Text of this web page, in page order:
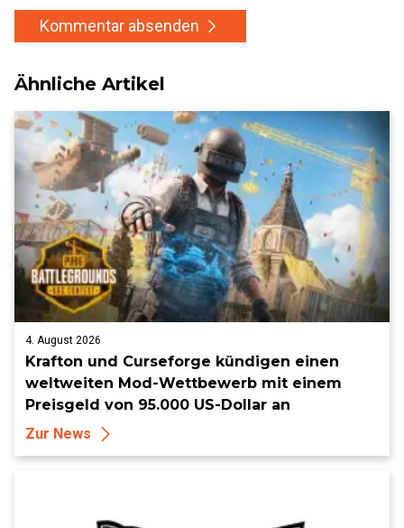
Kommentar absenden
Ähnliche Artikel
4. August 2026
Krafton und Curseforge kündigen einen
weltweiten Mod-Wettbewerb mit einem
Preisgeld von 95.000 US-Dollar an
Zur News